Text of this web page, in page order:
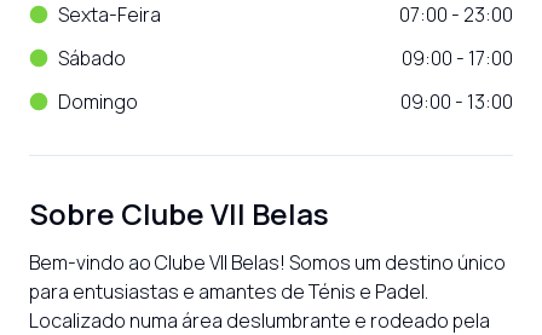
Sexta-Feira
07:00 - 23:00
Sábado
09:00 - 17:00
Domingo
09:00 - 13:00
Sobre Clube VII Belas
Bem-vindo ao Clube VII Belas! Somos um destino único
para entusiastas e amantes de Ténis e Padel.
Localizado numa área deslumbrante e rodeado pela